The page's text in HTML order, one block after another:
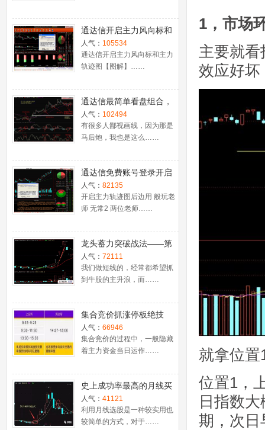
通达信开启主力风向标和
主力轨迹图【图解】
人气： 105534
通达信开启主力风向标和主力
轨迹图【图解】……
通达信最简单看盘组合，
抓强势股双头的超短线盈
利－－之五（均线战法找
心脏）
人气： 102494
有很多人鄙视画线，因为那是
马后炮，我也是这么……
通达信免费账号登录开启
十档框和调用主力监控教
程
人气： 82135
开启主力轨迹图后边用 般玩老
师 无常2 两位老师……
龙头蓄力突破战法——第
一时间介入牛股主升浪捕
捉涨停板的技巧（图解）
人气： 72111
我们做短线的，经常都希望抓
到牛股的主升浪，而……
集合竞价抓涨停板绝技
（附公式源码）
人气： 66946
集合竞价的过程中，一般隐藏
着主力资金当日运作……
史上成功率最高的月线买
入法，精准高效筛选暴涨
牛股，堪称选股法宝！
人气： 41121
利用月线选股是一种较实用也
较简单的方式，对于……
1，市场
主要就
效应好坏
就拿位
位置1，
日指数
期，次日